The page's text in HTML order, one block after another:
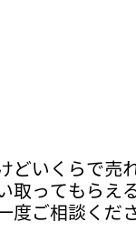
どいくらで売
取ってもらえ
度ご相談くだ